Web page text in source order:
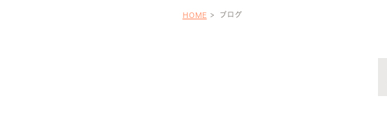
HOME ブログ